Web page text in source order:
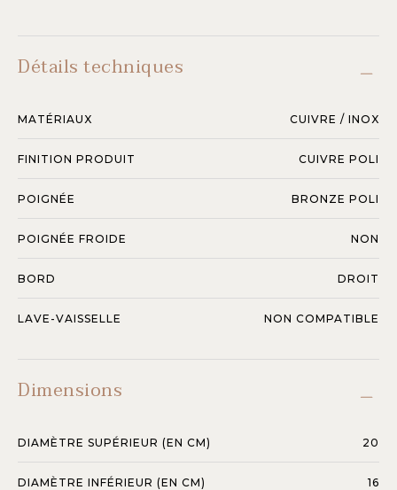
Détails techniques
MATÉRIAUX CUIVRE / INOX
FINITION PRODUIT CUIVRE POLI
POIGNÉE BRONZE POLI
POIGNÉE FROIDE NON
BORD DROIT
LAVE-VAISSELLE NON COMPATIBLE
Dimensions
DIAMÈTRE SUPÉRIEUR (EN CM) 20
DIAMÈTRE INFÉRIEUR (EN CM) 16